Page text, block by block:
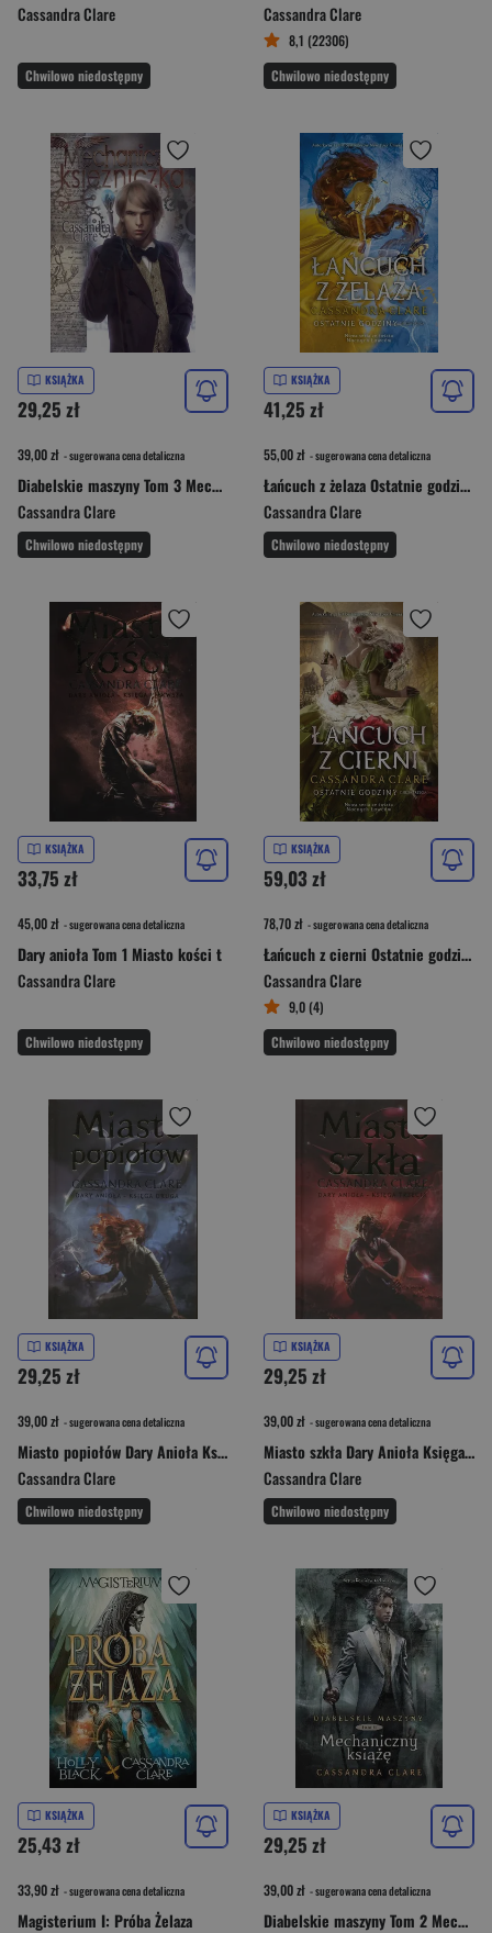
Cassandra Clare
Chwilowo niedostępny
Cassandra Clare
8,1 (22306)
Chwilowo niedostępny
KSIĄŻKA
29,25 zł
39,00 zł - sugerowana cena detaliczna
Diabelskie maszyny Tom 3 Mechaniczna księżniczka
Cassandra Clare
Chwilowo niedostępny
KSIĄŻKA
41,25 zł
55,00 zł - sugerowana cena detaliczna
Łańcuch z żelaza Ostatnie godziny Księga 2
Cassandra Clare
Chwilowo niedostępny
KSIĄŻKA
33,75 zł
45,00 zł - sugerowana cena detaliczna
Dary anioła Tom 1 Miasto kości t
Cassandra Clare
Chwilowo niedostępny
KSIĄŻKA
59,03 zł
78,70 zł - sugerowana cena detaliczna
Łańcuch z cierni Ostatnie godziny 3
Cassandra Clare
9,0 (4)
Chwilowo niedostępny
KSIĄŻKA
29,25 zł
39,00 zł - sugerowana cena detaliczna
Miasto popiołów Dary Anioła Księga 2
Cassandra Clare
Chwilowo niedostępny
KSIĄŻKA
29,25 zł
39,00 zł - sugerowana cena detaliczna
Miasto szkła Dary Anioła Księga 3
Cassandra Clare
Chwilowo niedostępny
KSIĄŻKA
25,43 zł
33,90 zł - sugerowana cena detaliczna
Magisterium I: Próba Żelaza
KSIĄŻKA
29,25 zł
39,00 zł - sugerowana cena detaliczna
Diabelskie maszyny Tom 2 Mechaniczny książę